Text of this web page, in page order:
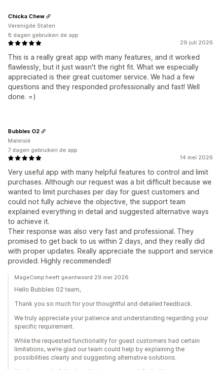
29 juli 2026
This is a really great app with many features, and it worked
flawlessly, but it just wasn't the right fit. What we especially
appreciated is their great customer service. We had a few
questions and they responded professionally and fast! Well
done. =)
Chicka Chew
Verenigde Staten
8 dagen gebruiken de app
14 mei 2026
Very useful app with many helpful features to control and limit
purchases. Although our request was a bit difficult because we
wanted to limit purchases per day for guest customers and
could not fully achieve the objective, the support team
explained everything in detail and suggested alternative ways
to achieve it.
Their response was also very fast and professional. They
promised to get back to us within 2 days, and they really did
with proper updates. Really appreciate the support and service
provided. Highly recommended!
Bubbles O2
Maleisië
7 dagen gebruiken de app
MageComp heeft geantwoord 29 mei 2026
Hello Bubbles 02 team,
Thank you so much for your thoughtful and detailed feedback.
We truly appreciate your patience and understanding regarding your
specific requirement.
While the requested functionality for guest customers had certain
limitations, we’re glad our team could help by explaining the
possibilities clearly and suggesting alternative solutions.